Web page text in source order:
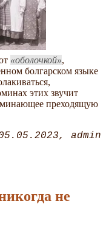
оболочкой ,
болгарском языке
этих звучит
преходящую
admin
не